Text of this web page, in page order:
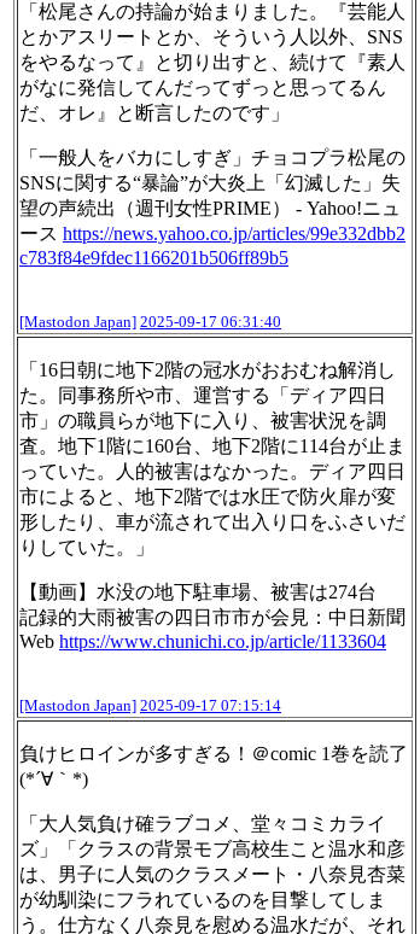
「松尾さんの持論が始まりました。『芸能人
とかアスリートとか、そういう人以外、SNS
をやるなって』と切り出すと、続けて『素人
がなに発信してんだってずっと思ってるん
だ、オレ』と断言したのです」
「一般人をバカにしすぎ」チョコプラ松尾の
SNSに関する“暴論”が大炎上「幻滅した」失
望の声続出（週刊女性PRIME） - Yahoo!ニュ
ース https://news.yahoo.co.jp/articles/99e332dbb2
c783f84e9fdec1166201b506ff89b5
[Mastodon Japan] 2025-09-17 06:31:40
「16日朝に地下2階の冠水がおおむね解消し
た。同事務所や市、運営する「ディア四日
市」の職員らが地下に入り、被害状況を調
査。地下1階に160台、地下2階に114台が止ま
っていた。人的被害はなかった。ディア四日
市によると、地下2階では水圧で防火扉が変
形したり、車が流されて出入り口をふさいだ
りしていた。」
【動画】水没の地下駐車場、被害は274台
記録的大雨被害の四日市市が会見：中日新聞
Web https://www.chunichi.co.jp/article/1133604
[Mastodon Japan] 2025-09-17 07:15:14
負けヒロインが多すぎる！＠comic 1巻を読了
(*´∀｀*)
「大人気負け確ラブコメ、堂々コミカライ
ズ」「クラスの背景モブ高校生こと温水和彦
は、男子に人気のクラスメート・八奈見杏菜
が幼馴染にフラれているのを目撃してしま
う。仕方なく八奈見を慰める温水だが、それ